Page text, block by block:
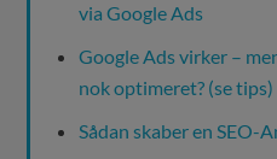
via Google Ads
Google Ads virker –
nok optimeret? (se tips)
Sådan skaber en SEO-